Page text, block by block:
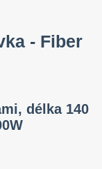
- Fiber
délka 140